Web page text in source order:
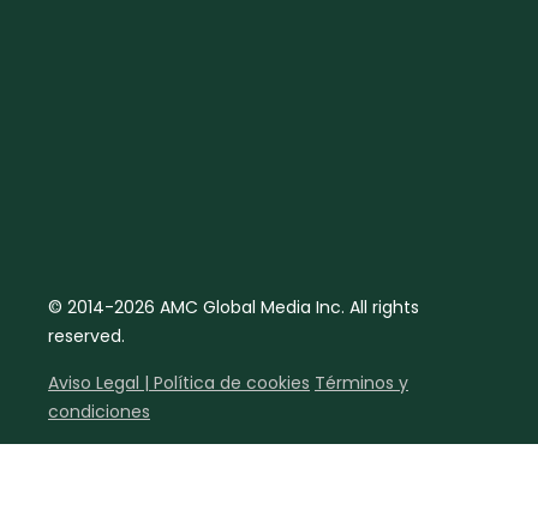
© 2014-2026 AMC Global Media Inc. All rights
reserved.
Aviso Legal | Política de cookies Términos y
condiciones